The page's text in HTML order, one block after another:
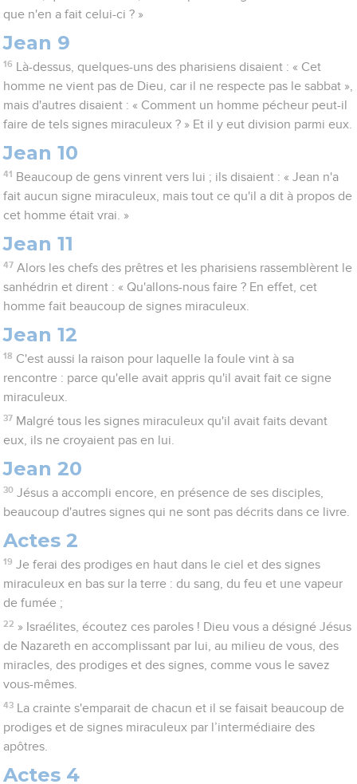
que n'en a fait celui-ci ? »
Jean 9
16
Là-dessus, quelques-uns des pharisiens disaient : « Cet
homme ne vient pas de Dieu, car il ne respecte pas le sabbat »,
mais d'autres disaient : « Comment un homme pécheur peut-il
faire de tels signes miraculeux ? » Et il y eut division parmi eux.
Jean 10
41 Beaucoup de gens vinrent vers lui ; ils disaient : « Jean n'a
fait aucun signe miraculeux, mais tout ce qu'il a dit à propos de
cet homme était vrai. »
Jean 11
47 Alors les chefs des prêtres et les pharisiens rassemblèrent le
sanhédrin et dirent : « Qu'allons-nous faire ? En effet, cet
homme fait beaucoup de signes miraculeux.
Jean 12
18 C'est aussi la raison pour laquelle la foule vint à sa
rencontre : parce qu'elle avait appris qu'il avait fait ce signe
miraculeux.
37 Malgré tous les signes miraculeux qu'il avait faits devant
eux, ils ne croyaient pas en lui.
Jean 20
30 Jésus a accompli encore, en présence de ses disciples,
beaucoup d'autres signes qui ne sont pas décrits dans ce livre.
Actes 2
19 Je ferai des prodiges en haut dans le ciel et des signes
miraculeux en bas sur la terre : du sang, du feu et une vapeur
de fumée ;
22 » Israélites, écoutez ces paroles ! Dieu vous a désigné Jésus
de Nazareth en accomplissant par lui, au milieu de vous, des
miracles, des prodiges et des signes, comme vous le savez
vous-mêmes.
43
La crainte s'emparait de chacun et il se faisait beaucoup de
prodiges et de signes miraculeux par l’intermédiaire des
apôtres.
Actes 4